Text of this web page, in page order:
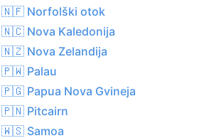
🇳🇫 Norfolški otok
🇳🇨 Nova Kaledonija
🇳🇿 Nova Zelandija
🇵🇼 Palau
🇵🇬 Papua Nova Gvineja
🇵🇳 Pitcairn
🇼🇸 Samoa